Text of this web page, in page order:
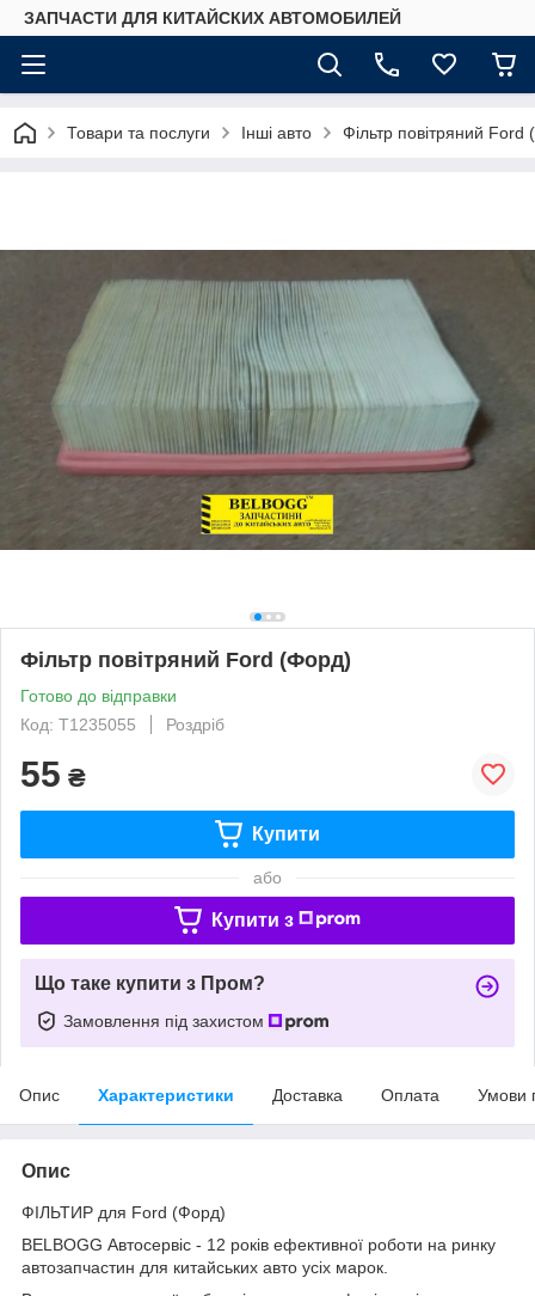
ЗАПЧАСТИ ДЛЯ КИТАЙСКИХ АВТОМОБИЛЕЙ
Товари та послуги Інші авто Фільтр повітряний Ford
Фільтр повітряний Ford (Форд)
Готово до відправки
Код: T1235055
Роздріб
55 ₴
Купити
або
Купити з
Що таке купити з Пром?
Замовлення під захистом
Опис Характеристики Доставка Оплата Умови
Опис
ФІЛЬТИР для Ford (Форд)
BELBOGG Автосервіс - 12 років ефективної роботи на ринку
автозапчастин для китайських авто усіх марок.